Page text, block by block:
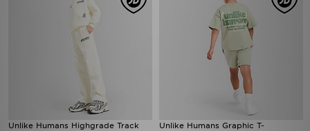
Unlike Humans Highgrade Track
Unlike Humans Graphic T-